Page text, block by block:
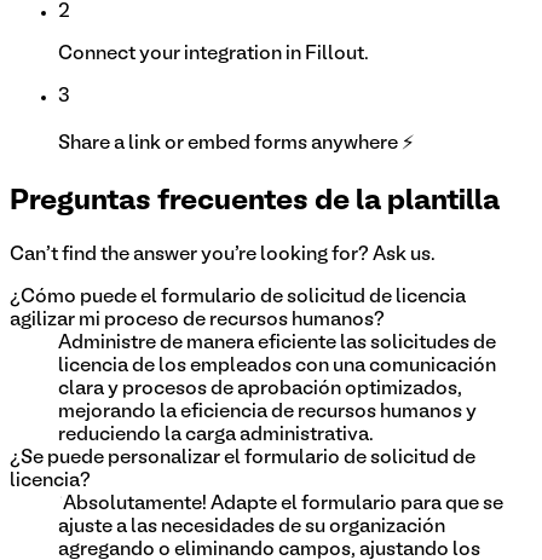
2
Connect your integration in Fillout.
3
Share a link or embed forms anywhere ⚡
Preguntas frecuentes de la plantilla
Can't find the answer you're looking for? Ask us.
¿Cómo puede el formulario de solicitud de licencia
agilizar mi proceso de recursos humanos?
Administre de manera eficiente las solicitudes de
licencia de los empleados con una comunicación
clara y procesos de aprobación optimizados,
mejorando la eficiencia de recursos humanos y
reduciendo la carga administrativa.
¿Se puede personalizar el formulario de solicitud de
licencia?
¡Absolutamente! Adapte el formulario para que se
ajuste a las necesidades de su organización
agregando o eliminando campos, ajustando los